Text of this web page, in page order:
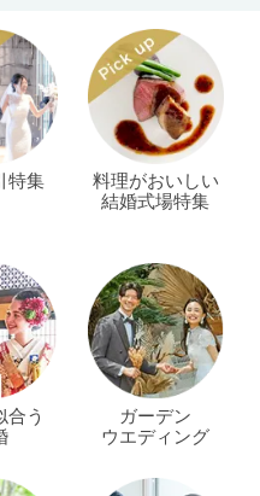
特集
料理がおいしい
結婚式場特集
合う
ガーデン
ウエディング